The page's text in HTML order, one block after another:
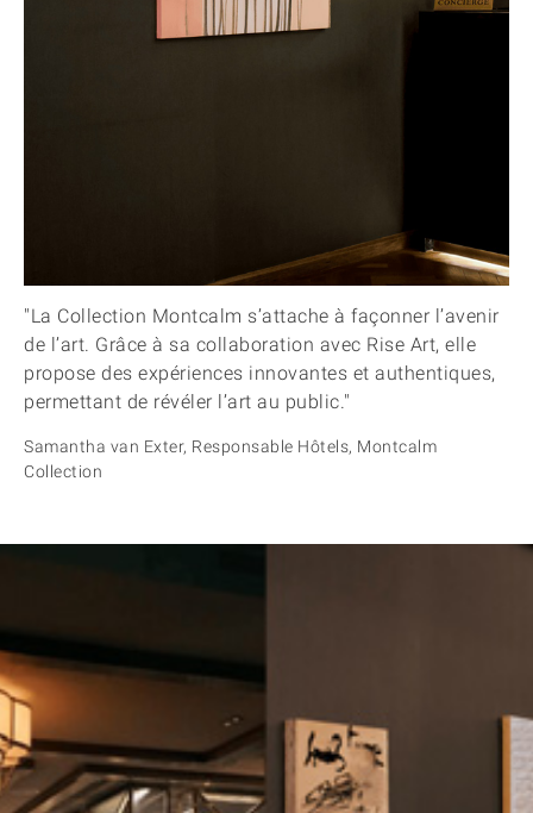
"La Collection Montcalm s’attache à façonner l’avenir
de l’art. Grâce à sa collaboration avec Rise Art, elle
propose des expériences innovantes et authentiques,
permettant de révéler l’art au public."
Samantha van Exter, Responsable Hôtels, Montcalm
Collection